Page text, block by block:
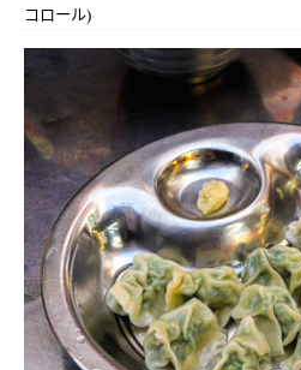
コロール)